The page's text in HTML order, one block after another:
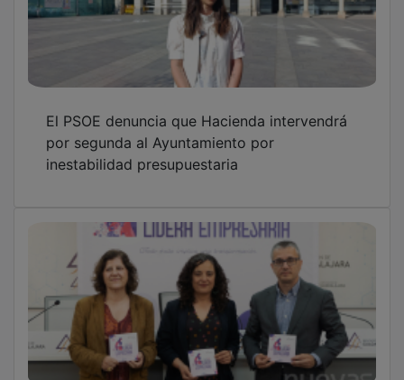
Cuarenta proyectos optan a la quince plazas
de Lidera Empresaria
Núñez dice que impulsará la mayor bajada
de impuestos de Castilla-La Mancha con una
devolución de 400 millones de euros a
familias, jóvenes y pymes y la deflactación